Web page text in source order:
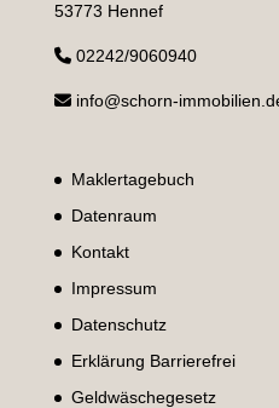
53773 Hennef
02242/9060940
info@schorn-
Maklertagebuch
Datenraum
Kontakt
Impressum
Datenschutz
Erklärung Barrierefrei
Geldwäschegesetz